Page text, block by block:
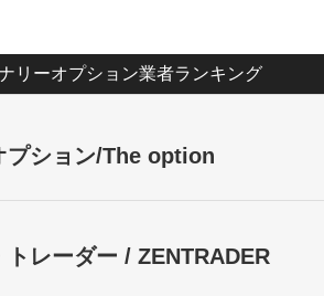
リーオプション業者ランキング
プション/The option
トレーダー / ZENTRADER